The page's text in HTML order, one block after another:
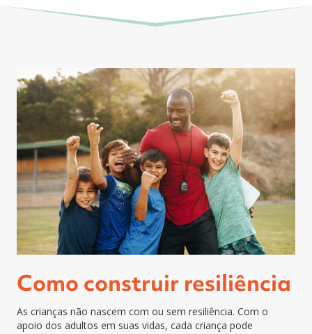
Como construir resiliência
As crianças não nascem com ou sem resiliência. Com o
apoio dos adultos em suas vidas, cada criança pode